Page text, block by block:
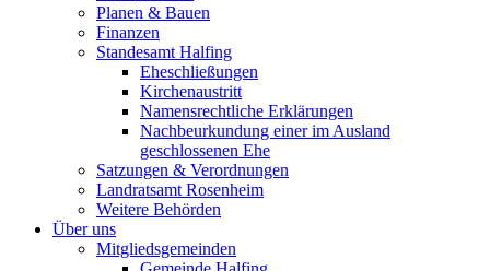
Planen & Bauen
Finanzen
Standesamt Halfing
Eheschließungen
Kirchenaustritt
Namensrechtliche Erklärungen
Nachbeurkundung einer im Ausland
geschlossenen Ehe
Satzungen & Verordnungen
Landratsamt Rosenheim
Weitere Behörden
Über uns
Mitgliedsgemeinden